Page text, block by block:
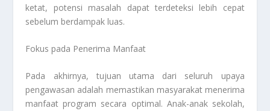
ketat, potensi masalah dapat terdeteksi lebih cepat
sebelum berdampak luas.
Fokus pada Penerima Manfaat
Pada akhirnya, tujuan utama dari seluruh upaya
pengawasan adalah memastikan masyarakat menerima
manfaat program secara optimal. Anak-anak sekolah,